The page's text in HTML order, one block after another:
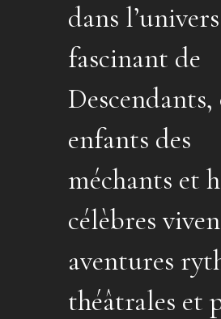
dans l’univers
fascinant de
Descendants,
enfants des
méchants et
célèbres
aventures
théâtrales et